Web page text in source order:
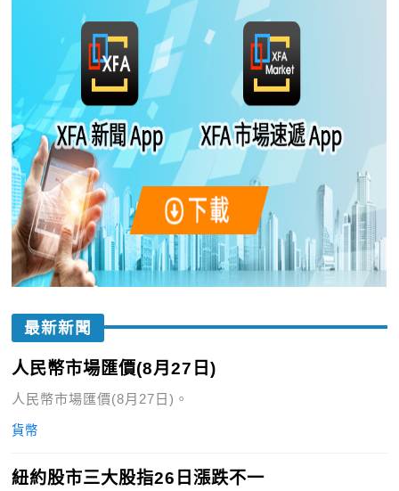
最新新聞
人民幣市場匯價(8月27日)
人民幣市場匯價(8月27日)。
貨幣
紐約股市三大股指26日漲跌不一